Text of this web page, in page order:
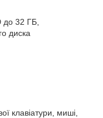
до 32 ГБ,
диска
клавіатури, миші,